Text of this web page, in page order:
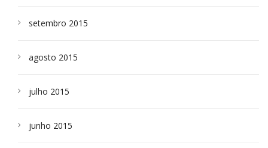
setembro 2015
agosto 2015
julho 2015
junho 2015